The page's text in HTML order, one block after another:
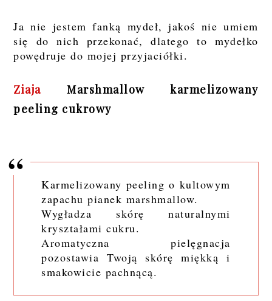
Ja nie jestem fanką mydeł, jakoś nie umiem
się do nich przekonać, dlatego to mydełko
powędruje do mojej przyjaciółki.
Ziaja Marshmallow karmelizowany
peeling cukrowy
Karmelizowany peeling o kultowym
zapachu pianek marshmallow.
Wygładza skórę naturalnymi
kryształami cukru.
Aromatyczna pielęgnacja
pozostawia Twoją skórę miękką i
smakowicie pachnącą.